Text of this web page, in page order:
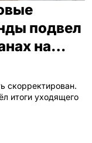
подвел
на
скорректирован.
итоги уходящего